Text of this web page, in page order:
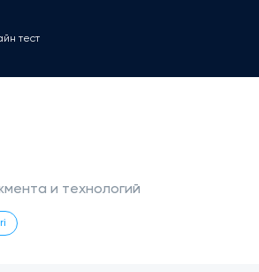
тест
и технологий